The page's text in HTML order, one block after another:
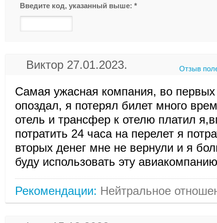
Введите код, указанный выше: *
Виктор 27.01.2023. Отзыв
Самая ужасная компания, во
опоздал, я потерял билет много
отель и трансфер к отелю платил
потратить 24 часа на перелет я
вторых денег мне не вернули и я
буду использовать эту
Рекомендации: Нейтральное